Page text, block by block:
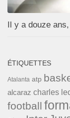
Il y a douze
ÉTIQUETTES
Atalanta atp
alcaraz charles
football